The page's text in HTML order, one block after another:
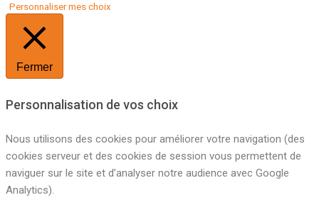
Personnaliser mes choix
Fermer
Personnalisation de vos choix
Nous utilisons des cookies pour améliorer votre navigation (des
cookies serveur et des cookies de session vous permettent de
naviguer sur le site et d’analyser notre audience avec Google
Analytics).